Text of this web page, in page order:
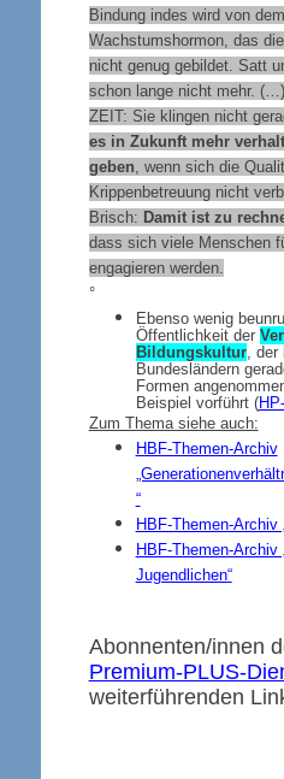
Bindung indes wird von
Wachstumshormon, das
nicht genug gebildet. Satt
schon lange nicht mehr. (…)
ZEIT: Sie klingen nicht
es in Zukunft mehr
geben , wenn sich die
Krippenbetreuung nicht
Brisch: Damit ist zu
dass sich viele Menschen
engagieren werden.
°
Ebenso wenig
Öffentlichkeit der
Bildungskultur, der
Bundesländern
Formen
Beispiel vorführt (
Zum Thema siehe auch:
HBF-Themen-Archiv
“
HBF-Themen-Archiv
HBF-Themen-Archiv
Jugendlichen“
Abonnenten/innen
Premium-PLUS-
weiterführenden